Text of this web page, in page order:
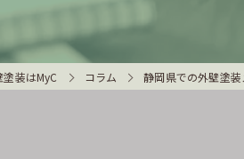
装はMyC コラム 静岡県での外壁塗